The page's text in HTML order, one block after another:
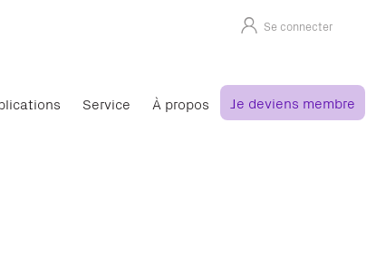
Se connecter
Service À propos Je deviens membre